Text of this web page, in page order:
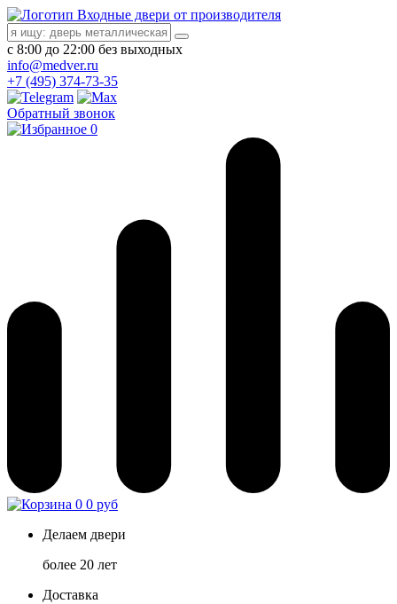
Входные двери от производителя
с 8:00 до 22:00 без выходных
info@medver.ru
+7 (495) 374-73-35
Обратный звонок
0
0 0 руб
Делаем двери
более 20 лет
Доставка